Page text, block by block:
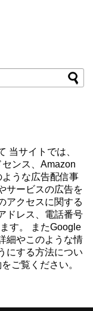
当サイトでは、
ンス、Amazon
うな広告配信事
サービスの広告を
アクセスに関する
ドレス、電話番号
す。 またGoogle
細やこのような情
にする方法につい
ご覧ください。